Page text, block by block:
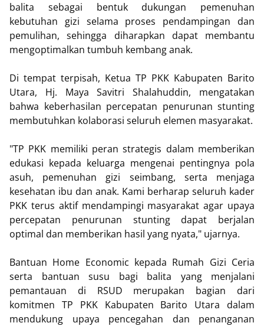
balita sebagai bentuk dukungan pemenuhan
kebutuhan gizi selama proses pendampingan dan
pemulihan, sehingga diharapkan dapat membantu
mengoptimalkan tumbuh kembang anak.
Di tempat terpisah, Ketua TP PKK Kabupaten Barito
Utara, Hj. Maya Savitri Shalahuddin, mengatakan
bahwa keberhasilan percepatan penurunan stunting
membutuhkan kolaborasi seluruh elemen masyarakat.
"TP PKK memiliki peran strategis dalam memberikan
edukasi kepada keluarga mengenai pentingnya pola
asuh, pemenuhan gizi seimbang, serta menjaga
kesehatan ibu dan anak. Kami berharap seluruh kader
PKK terus aktif mendampingi masyarakat agar upaya
percepatan penurunan stunting dapat berjalan
optimal dan memberikan hasil yang nyata," ujarnya.
Bantuan Home Economic kepada Rumah Gizi Ceria
serta bantuan susu bagi balita yang menjalani
pemantauan di RSUD merupakan bagian dari
komitmen TP PKK Kabupaten Barito Utara dalam
mendukung upaya pencegahan dan penanganan